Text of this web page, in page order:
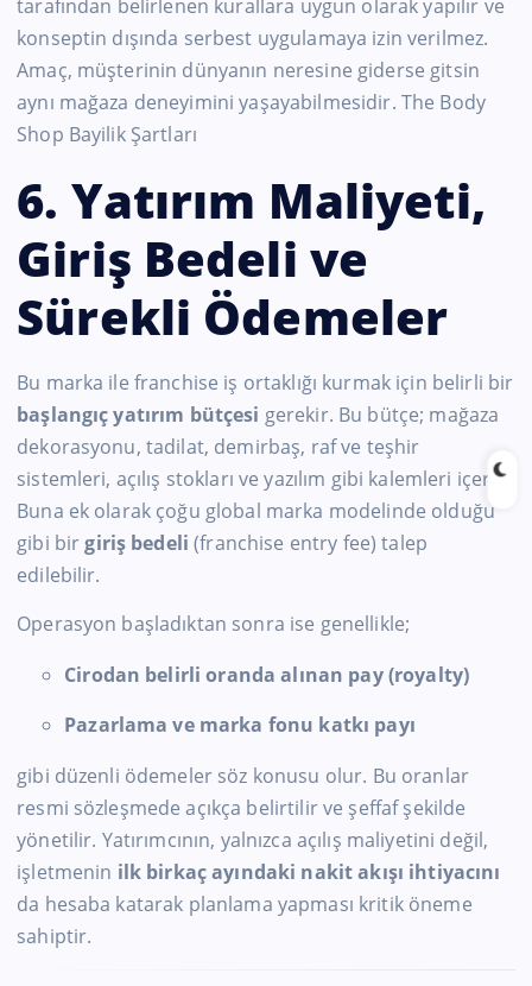
tarafından belirlenen kurallara uygun olarak yapılır ve
konseptin dışında serbest uygulamaya izin verilmez.
Amaç, müşterinin dünyanın neresine giderse gitsin
aynı mağaza deneyimini yaşayabilmesidir. The Body
Shop Bayilik Şartları
6. Yatırım Maliyeti,
Giriş Bedeli ve
Sürekli Ödemeler
Bu marka ile franchise iş ortaklığı kurmak için belirli bir
başlangıç yatırım bütçesi gerekir. Bu bütçe; mağaza
dekorasyonu, tadilat, demirbaş, raf ve teşhir
sistemleri, açılış stokları ve yazılım gibi kalemleri içerir.
Buna ek olarak çoğu global marka modelinde olduğu
gibi birgiriş bedeli (franchise entry fee) talep
edilebilir.
Operasyon başladıktan sonra ise genellikle;
Cirodan belirli oranda alınan pay (royalty)
Pazarlama ve marka fonu katkı payı
gibi düzenli ödemeler söz konusu olur. Bu oranlar
resmi sözleşmede açıkça belirtilir ve şeffaf şekilde
yönetilir. Yatırımcının, yalnızca açılış maliyetini değil,
işletmenin ilk birkaç ayındaki nakit akışı ihtiyacını
da hesaba katarak planlama yapması kritik öneme
sahiptir.